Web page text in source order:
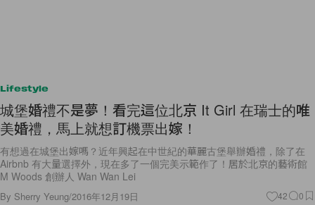
Lifestyle
城堡婚禮不是夢！看完這位北京 It Girl 在瑞士的唯
美婚禮，馬上就想訂機票出嫁！
有想過在城堡出嫁嗎？近年興起在中世紀的華麗古堡舉辦婚禮，除了在
Airbnb 有大量選擇外，現在多了一個完美示範作了！居於北京的藝術館
M Woods 創辦人 Wan Wan Lei
By Sherry Yeung/2016年12月19日 42 0